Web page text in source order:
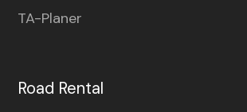
TA-Planer
Road Rental